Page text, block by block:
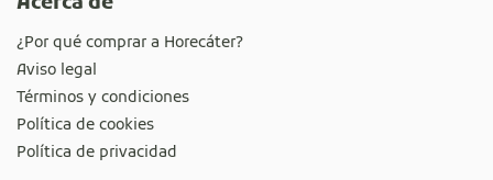
¿Por qué comprar a Horecáter?
Aviso legal
Términos y condiciones
Política de cookies
Política de privacidad